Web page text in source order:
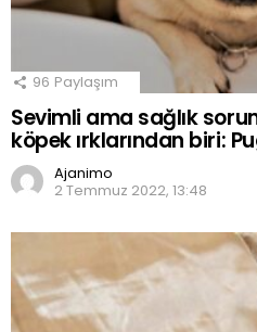
96 Paylaşım
Sevimli ama sağlık
köpek ırklarından biri:
Ajanimo
2 Temmuz 2022, 13:48